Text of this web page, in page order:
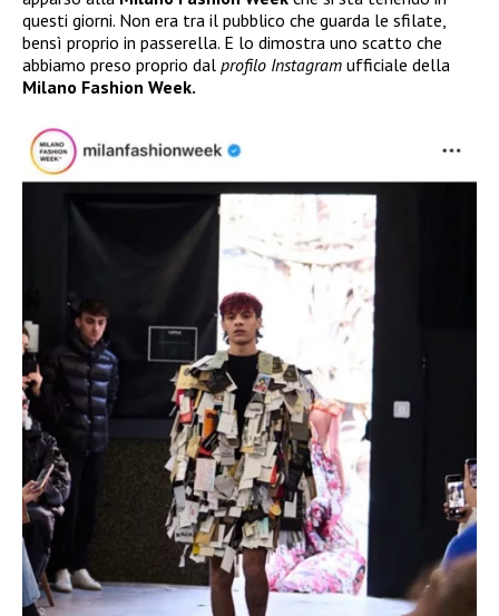
questi giorni. Non era tra il pubblico che guarda le sfilate,
bensì proprio in passerella. E lo dimostra uno scatto che
abbiamo preso proprio dal profilo Instagram ufficiale della
Milano Fashion Week.